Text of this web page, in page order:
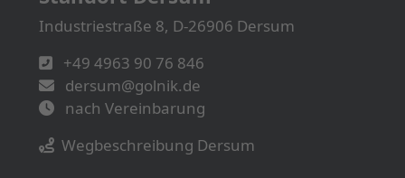
Industriestraße 8, D-26906 Dersum
+49 4963 90 76 846
dersum@golnik.de
nach Vereinbarung
Wegbeschreibung Dersum